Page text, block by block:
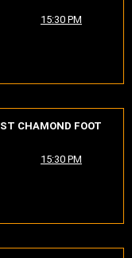
15:30 PM
ST CHAMOND FOOT
15:30 PM